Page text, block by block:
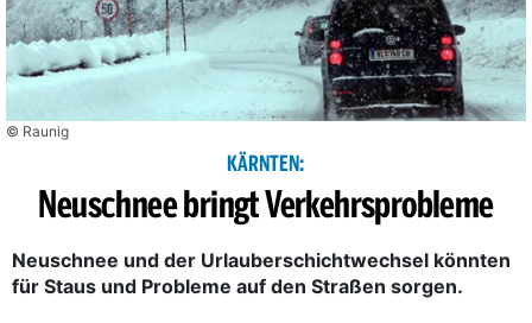
© Raunig
KÄRNTEN:
Neuschnee bringt Verkehrsprobleme
Neuschnee und der Urlauberschichtwechsel könnten
für Staus und Probleme auf den Straßen sorgen.